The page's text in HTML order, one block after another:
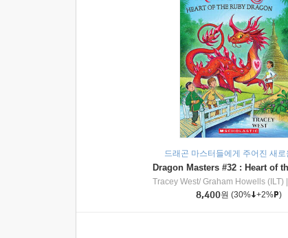
드래곤 마스터들에게 주어진 새로
Tracey West/ Graham Howells (ILT)
8,400원 (30% +2% )